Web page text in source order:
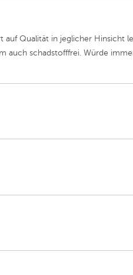
auf Qualität in jeglicher Hinsicht
auch schadstofffrei. Würde